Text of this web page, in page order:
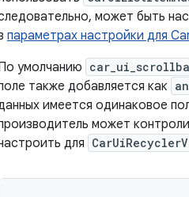
может быть
параметрах настройки для
умолчанию
также добавляется как
имеется одинаковое
может
для